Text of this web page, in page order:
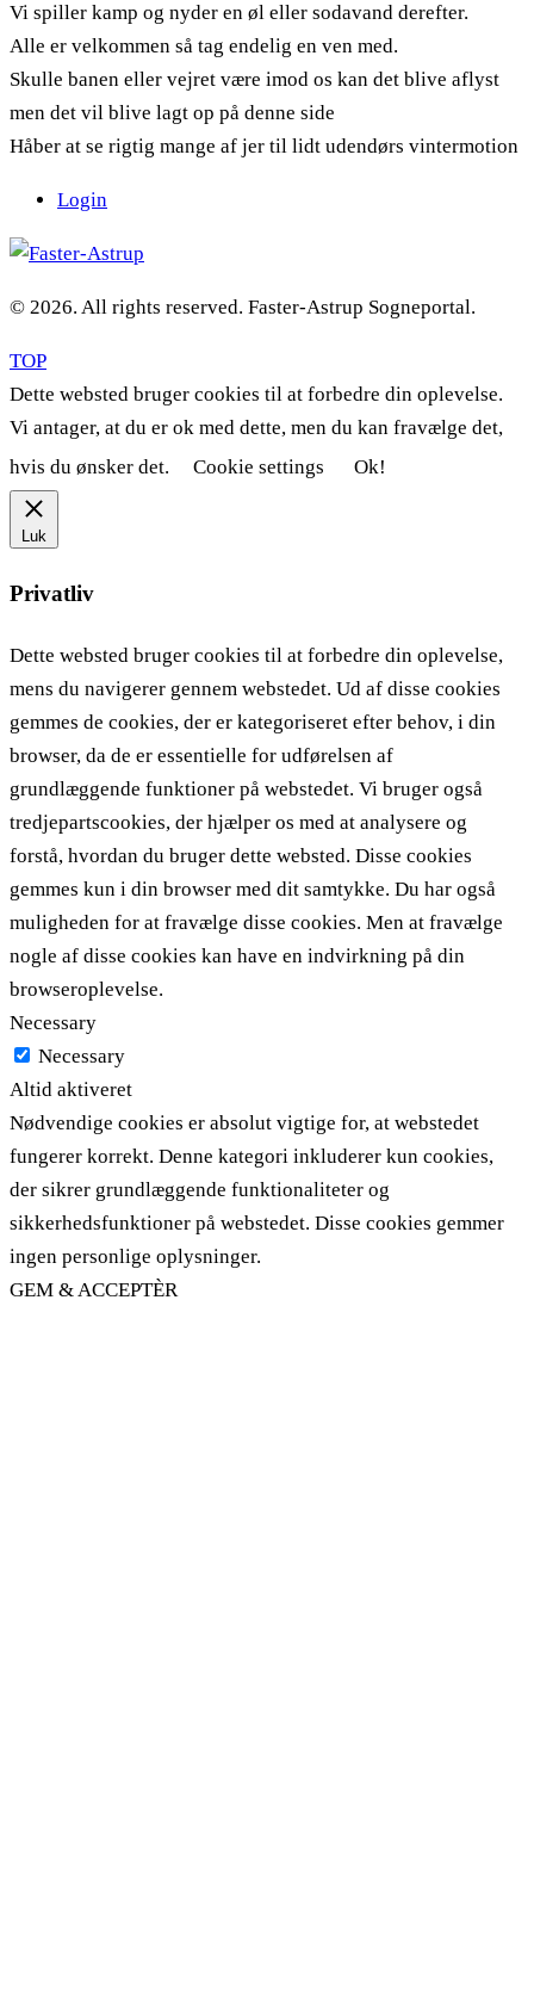
Vi spiller kamp og nyder en øl eller sodavand derefter.
Alle er velkommen så tag endelig en ven med.
Skulle banen eller vejret være imod os kan det blive aflyst
men det vil blive lagt op på denne side
Håber at se rigtig mange af jer til lidt udendørs vintermotion
Login
© 2026. All rights reserved. Faster-Astrup Sogneportal.
TOP
Dette websted bruger cookies til at forbedre din oplevelse.
Vi antager, at du er ok med dette, men du kan fravælge det,
hvis du ønsker det.
Cookie settings Ok!
Luk
Privatliv
Dette websted bruger cookies til at forbedre din oplevelse,
mens du navigerer gennem webstedet. Ud af disse cookies
gemmes de cookies, der er kategoriseret efter behov, i din
browser, da de er essentielle for udførelsen af ​​
grundlæggende funktioner på webstedet. Vi bruger også
tredjepartscookies, der hjælper os med at analysere og
forstå, hvordan du bruger dette websted. Disse cookies
gemmes kun i din browser med dit samtykke. Du har også
muligheden for at fravælge disse cookies. Men at fravælge
nogle af disse cookies kan have en indvirkning på din
browseroplevelse.
Necessary
Necessary
Altid aktiveret
Nødvendige cookies er absolut vigtige for, at webstedet
fungerer korrekt. Denne kategori inkluderer kun cookies,
der sikrer grundlæggende funktionaliteter og
sikkerhedsfunktioner på webstedet. Disse cookies gemmer
ingen personlige oplysninger.
GEM & ACCEPTÈR